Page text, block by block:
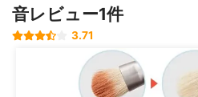
音レビュー1件
3.71